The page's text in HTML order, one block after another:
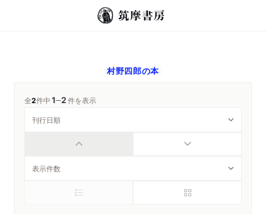
村野四郎の本
全2件中1─2件を表示